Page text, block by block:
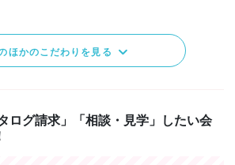
ほかのこだわりを見る
ログ請求」「相談・見学」したい会